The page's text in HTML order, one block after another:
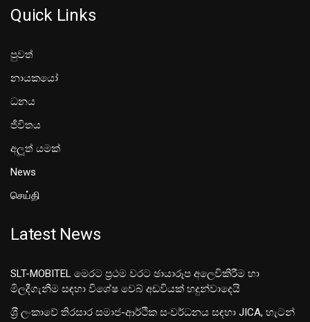
Quick Links
පුවත්
නායකයෝ
ධනය
ජීවිතය
අලූත් යමක්
News
செய்தி
Latest News
SLT-MOBITEL මෙරට ප්‍රථම වරට ඡායාරූප අලෙවිකිරීම හා
මිලදීගැනීම සඳහා විශේෂ වෙබ් අඩවියක් හදුන්වාදෙයි
ශ‍්‍රී ලංකාවේ තිරසාර සමාජ-ආර්ථික සංවර්ධනය සඳහා JICA, හැටන්